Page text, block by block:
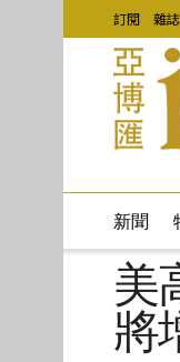
訂閱 雜誌
新聞
美
將